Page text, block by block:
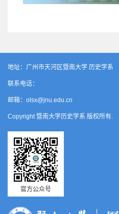
地址：广州市天河区暨南大学 历史学系
联系电话：
邮箱：olsx@jnu.edu.cn
Copyright 暨南大学历史学系 版权所有.
官方公众号